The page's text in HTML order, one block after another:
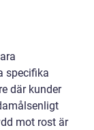
specifika
där kunder
mot rost är